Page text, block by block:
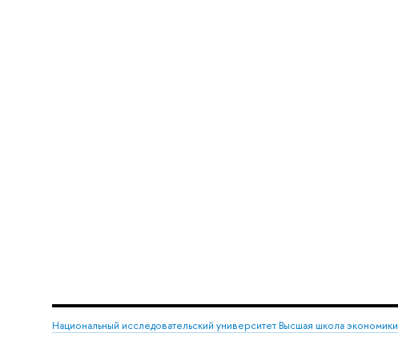
Национальный исследовательский университет Высшая школа экономики